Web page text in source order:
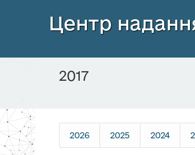
Центр
2017
2026 2025 2024